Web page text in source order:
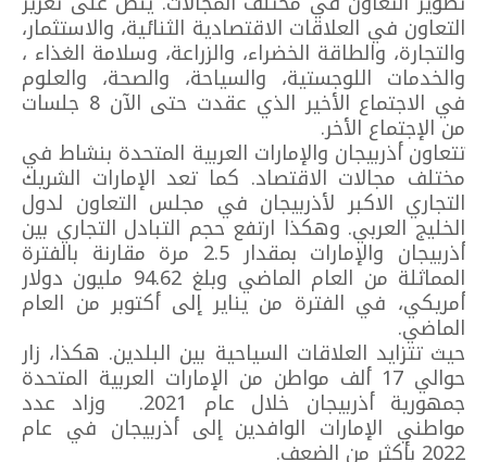
التعاون في العلاقات الاقتصادية الثنائية، والاستثمار،
والتجارة، والطاقة الخضراء، والزراعة، وسلامة الغذاء ،
والخدمات اللوجستية، والسياحة، والصحة، والعلوم
في الاجتماع الأخير الذي عقدت حتى الآن 8 جلسات
من الإجتماع الأخر.
تتعاون أذربيجان والإمارات العربية المتحدة بنشاط في
مختلف مجالات الاقتصاد. كما تعد الإمارات الشريك
التجاري الاكبر لأذربيجان في مجلس التعاون لدول
الخليج العربي. وهكذا ارتفع حجم التبادل التجاري بين
أذربيجان والإمارات بمقدار 2.5 مرة مقارنة بالفترة
المماثلة من العام الماضي وبلغ 94.62 مليون دولار
أمريكي، في الفترة من يناير إلى أكتوبر من العام
الماضي.
حيث تتزايد العلاقات السياحية بين البلدين. هكذا، زار
حوالي 17 ألف مواطن من الإمارات العربية المتحدة
جمهورية أذربيجان خلال عام 2021. وزاد عدد
مواطني الإمارات الوافدين إلى أذربيجان في عام
2022 بأكثر من الضعف.